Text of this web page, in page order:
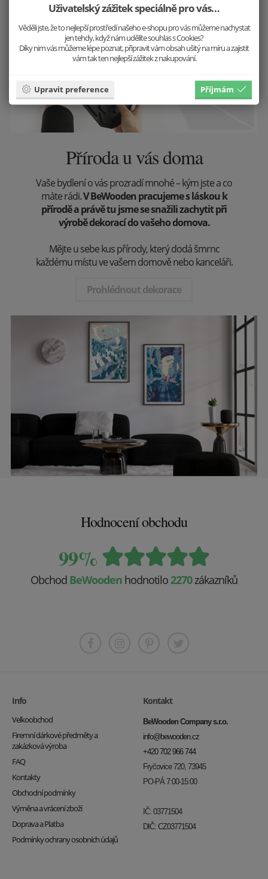
Příroda u vás doma
Vaše bydlení o vás prozradí mnohé – kým jste a co
máte rádi.V BeWooden pracujeme s láskou k
přírodě a právě tu jsme se snažili zachytit při
výrobě dekorací do vašeho domova.
Mějte u sebe kus přírody, který dodá šmrnc
každému místu ve vašem domově nebo kanceláři.
Prohlédnout dekorace
Hodnocení obchodu
99%
Obchod BeWooden hodnotilo 2270zákazníků
Info
Velkoobchod
Firemní dárkové předměty a
zakázková výroba
FAQ
Kontakty
Obchodní podmínky
Výměna a vrácení zboží
Doprava a Platba
Podmínky ochrany osobních údajů
Kontakt
BeWooden Company s.r.o.
info@bewooden.cz
+420 702 966 744
Fryčovice 720, 73945
PO-PÁ 7:00-15:00
IČ: 03771504
DIČ: CZ03771504
Uživatelský zážitek speciálně pro vás…
Věděli jste, že to nejlepší prostředí našeho e-shopu pro vás můžeme nachystat
jen tehdy, když nám udělíte souhlas s Cookies?
Díky nim vás můžeme lépe poznat, připravit vám obsah ušitý na míru a zajistit
vám tak ten nejlepší zážitek z nakupování.
Upravit preference Příjmám